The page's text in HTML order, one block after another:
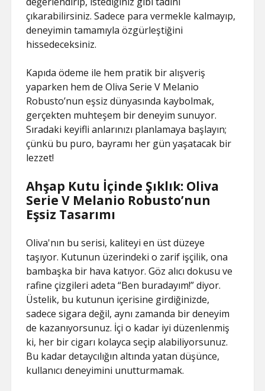
çıkarabilirsiniz. Sadece para vermekle kalmayıp,
deneyimin tamamıyla özgürleştiğini
hissedeceksiniz.
Kapıda ödeme ile hem pratik bir alışveriş
yaparken hem de Oliva Serie V Melanio
Robusto’nun eşsiz dünyasında kaybolmak,
gerçekten muhteşem bir deneyim sunuyor.
Sıradaki keyifli anlarınızı planlamaya başlayın;
çünkü bu puro, bayramı her gün yaşatacak bir
lezzet!
Ahşap Kutu İçinde Şıklık: Oliva
Serie V Melanio Robusto’nun
Eşsiz Tasarımı
Oliva'nın bu serisi, kaliteyi en üst düzeye
taşıyor. Kutunun üzerindeki o zarif işçilik, ona
bambaşka bir hava katıyor. Göz alıcı dokusu ve
rafine çizgileri adeta “Ben buradayım!” diyor.
Üstelik, bu kutunun içerisine girdiğinizde,
sadece sigara değil, aynı zamanda bir deneyim
de kazanıyorsunuz. İçi o kadar iyi düzenlenmiş
ki, her bir cigarı kolayca seçip alabiliyorsunuz.
Bu kadar detaycılığın altında yatan düşünce,
kullanıcı deneyimini unutturmamak.